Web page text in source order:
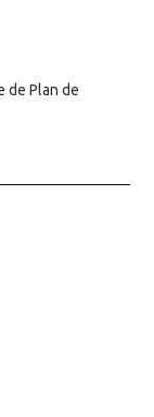
de Plan de